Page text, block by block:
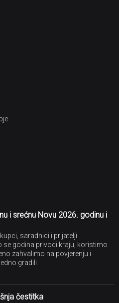
i srećnu Novu 2026. godinu i
saradnici i prijatelji
se godina privodi kraju, koristimo
zahvalimo na povjerenju i
gradili
čestitka